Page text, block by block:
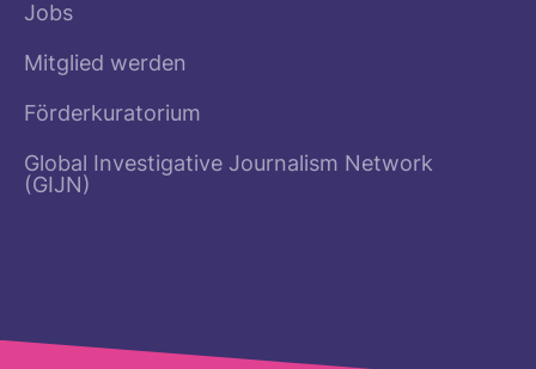
Jobs
Mitglied werden
Förderkuratorium
Global Investigative Journalism Network
(GIJN)